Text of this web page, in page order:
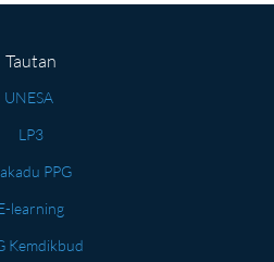
Tautan
UNESA
LP3
PPG
learning
Kemdikbud